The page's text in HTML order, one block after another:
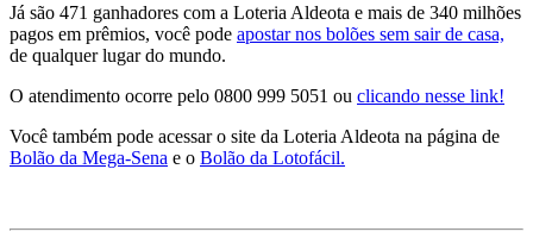
Já são 471 ganhadores com a Loteria Aldeota e mais de 340 milhões
pagos em prêmios, você pode apostar nos bolões sem sair de casa,
de qualquer lugar do mundo.
O atendimento ocorre pelo 0800 999 5051 ou clicando nesse link!
Você também pode acessar o site da Loteria Aldeota na página de
Bolão da Mega-Sena e o Bolão da Lotofácil.